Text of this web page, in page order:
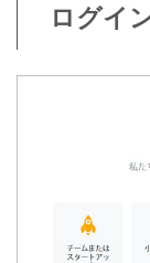
ログイ